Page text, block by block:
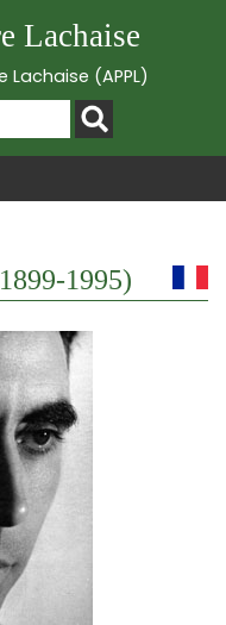
Lachaise
Lachaise (APPL)
1995)